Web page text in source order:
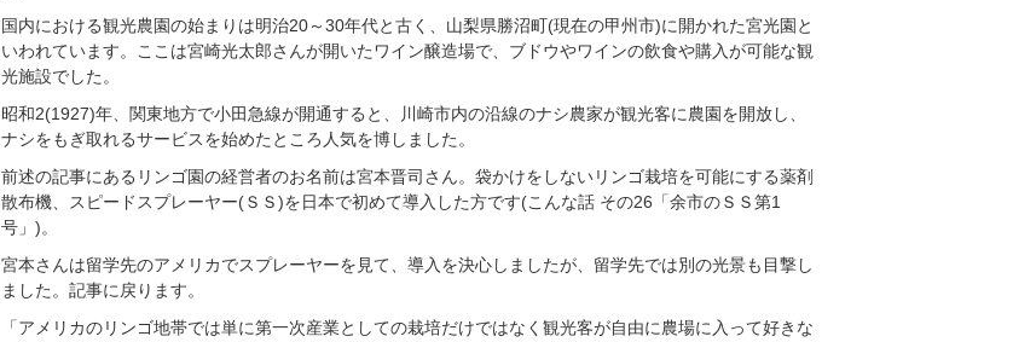
国内における観光農園の始まりは明治20～30年代と古く、山梨県勝沼町(現在の甲州市)に開かれた宮光園と
いわれています。ここは宮崎光太郎さんが開いたワイン醸造場で、ブドウやワインの飲食や購入が可能な観
光施設でした。
昭和2(1927)年、関東地方で小田急線が開通すると、川崎市内の沿線のナシ農家が観光客に農園を開放し、
ナシをもぎ取れるサービスを始めたところ人気を博しました。
前述の記事にあるリンゴ園の経営者のお名前は宮本晋司さん。袋かけをしないリンゴ栽培を可能にする薬剤
散布機、スピードスプレーヤー(ＳＳ)を日本で初めて導入した方です(こんな話 その26「余市のＳＳ第1
号」)。
宮本さんは留学先のアメリカでスプレーヤーを見て、導入を決心しましたが、留学先では別の光景も目撃し
ました。記事に戻ります。
「アメリカのリンゴ地帯では単に第一次産業としての栽培だけではなく観光客が自由に農場に入って好きな